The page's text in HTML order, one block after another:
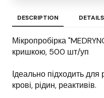
DESCRIPTION
Мікропробірка
кришкою, 500 шт/уп
Ідеально підходить
крові, рідин, реактивів.